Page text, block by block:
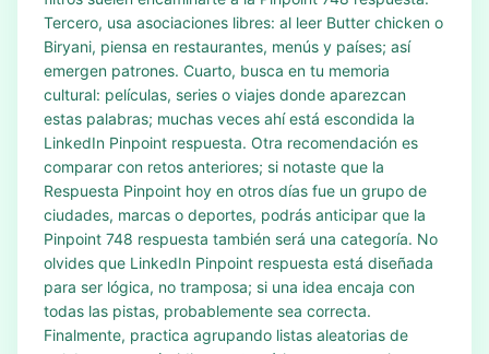
Tercero, usa asociaciones libres: al leer Butter chicken o
Biryani, piensa en restaurantes, menús y países; así
emergen patrones. Cuarto, busca en tu memoria
cultural: películas, series o viajes donde aparezcan
estas palabras; muchas veces ahí está escondida la
LinkedIn Pinpoint respuesta. Otra recomendación es
comparar con retos anteriores; si notaste que la
Respuesta Pinpoint hoy en otros días fue un grupo de
ciudades, marcas o deportes, podrás anticipar que la
Pinpoint 748 respuesta también será una categoría. No
olvides que LinkedIn Pinpoint respuesta está diseñada
para ser lógica, no tramposa; si una idea encaja con
todas las pistas, probablemente sea correcta.
Finalmente, practica agrupando listas aleatorias de